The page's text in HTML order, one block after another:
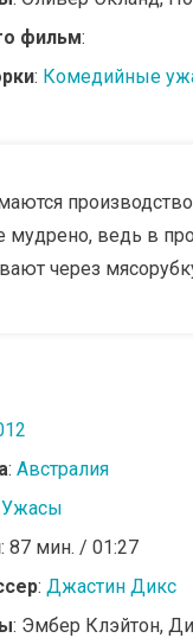
фильм:
: Комедийные
мудрено, ведь в
через
: Австралия
Ужасы
: 87 мин. / 01:27
: Джастин Дикс
: Эмбер Клэйтон,